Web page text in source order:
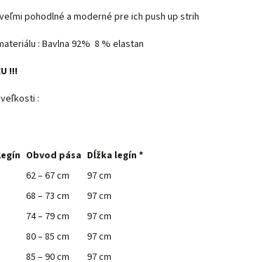
pohodlné a moderné pre ich push up strih
: Bavlna 92% 8 % elastan
!!!
:
Obvod pása Dĺžka legín *
62 – 67 cm
97 cm
68 – 73 cm
97 cm
74 – 79 cm
97 cm
80 – 85 cm
97 cm
85 – 90 cm 97 cm